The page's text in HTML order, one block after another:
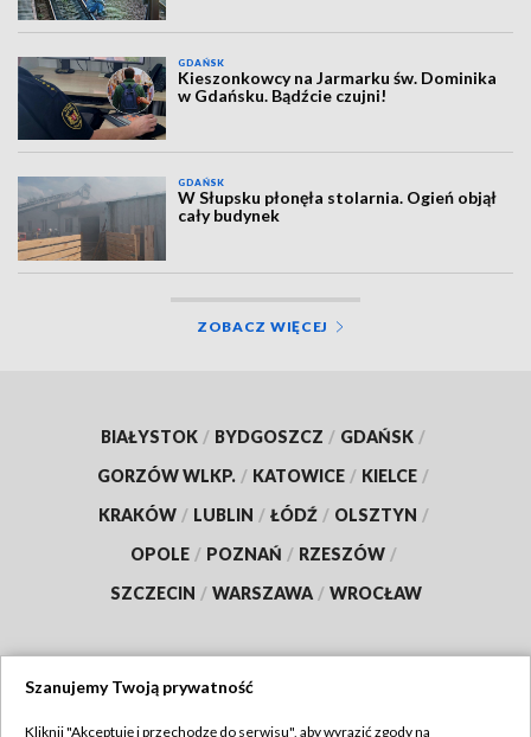
GDAŃSK
Kieszonkowcy na Jarmarku św. Dominika
w Gdańsku. Bądźcie czujni!
GDAŃSK
W Słupsku płonęła stolarnia. Ogień objął
cały budynek
ZOBACZ WIĘCEJ
BIAŁYSTOK / BYDGOSZCZ / GDAŃSK /
GORZÓW WLKP. / KATOWICE / KIELCE /
KRAKÓW / LUBLIN / ŁÓDŹ / OLSZTYN /
OPOLE / POZNAŃ / RZESZÓW /
SZCZECIN / WARSZAWA / WROCŁAW
Szanujemy Twoją prywatność
Kliknij "Akceptuję i przechodzę do serwisu", aby wyrazić zgody na